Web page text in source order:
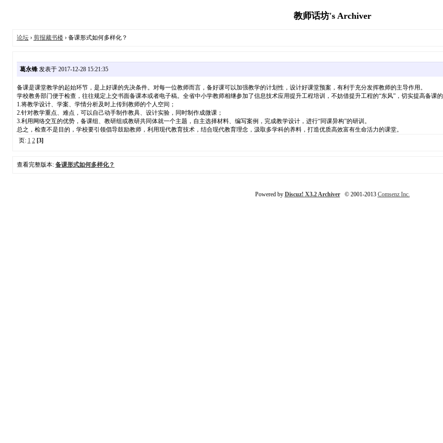
教师话坊's Archiver
论坛› 剪报藏书楼› 备课形式如何多样化？
葛永锋发表于 2017-12-28 15:21:35
备课是课堂教学的起始环节，是上好课的先决条件。对每一位教师而言，备好课可以加强教学的计划性，设计好课堂预案，有利于充分发挥教师的主导作用。
学校教务部门便于检查，往往规定上交书面备课本或者电子稿。全省中小学教师相继参加了信息技术应用提升工程培训，不妨借提升工程的“东风”，切实提高备课的
1.将教学设计、学案、学情分析及时上传到教师的个人空间；
2.针对教学重点、难点，可以自己动手制作教具、设计实验，同时制作成微课；
3.利用网络交互的优势，备课组、教研组或教研共同体就一个主题，自主选择材料、编写案例，完成教学设计，进行“同课异构”的研训。
总之，检查不是目的，学校要引领倡导鼓励教师，利用现代教育技术，结合现代教育理念，汲取多学科的养料，打造优质高效富有生命活力的课堂。
页: 1 2 [3]
查看完整版本: 备课形式如何多样化？
Powered by Discuz! X3.2 Archiver© 2001-2013 Comsenz Inc.